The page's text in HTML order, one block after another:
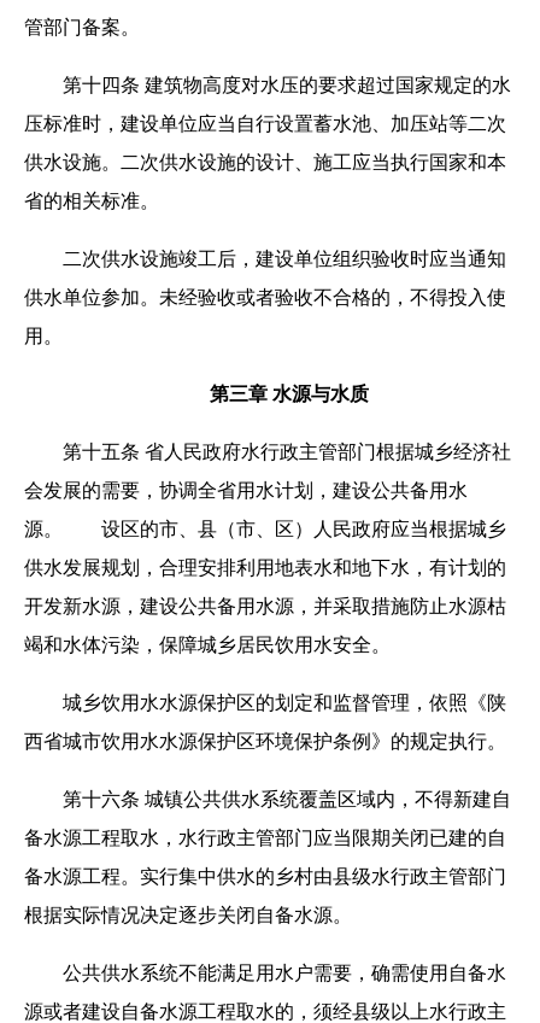
管部门备案。
第十四条 建筑物高度对水压的要求超过国家规定的水
压标准时，建设单位应当自行设置蓄水池、加压站等二次
供水设施。二次供水设施的设计、施工应当执行国家和本
省的相关标准。
二次供水设施竣工后，建设单位组织验收时应当通知
供水单位参加。未经验收或者验收不合格的，不得投入使
用。
第三章 水源与水质
第十五条 省人民政府水行政主管部门根据城乡经济社
会发展的需要，协调全省用水计划，建设公共备用水
源。 设区的市、县（市、区）人民政府应当根据城乡
供水发展规划，合理安排利用地表水和地下水，有计划的
开发新水源，建设公共备用水源，并采取措施防止水源枯
竭和水体污染，保障城乡居民饮用水安全。
城乡饮用水水源保护区的划定和监督管理，依照《陕
西省城市饮用水水源保护区环境保护条例》的规定执行。
第十六条 城镇公共供水系统覆盖区域内，不得新建自
备水源工程取水，水行政主管部门应当限期关闭已建的自
备水源工程。实行集中供水的乡村由县级水行政主管部门
根据实际情况决定逐步关闭自备水源。
公共供水系统不能满足用水户需要，确需使用自备水
源或者建设自备水源工程取水的，须经县级以上水行政主